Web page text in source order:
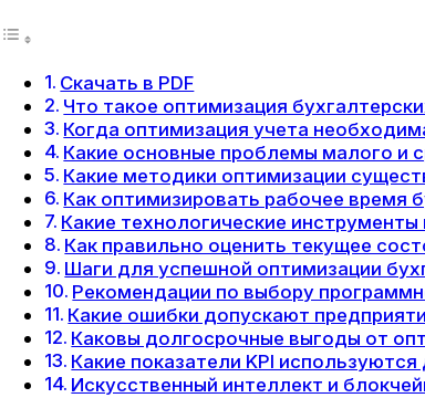
Скачать в PDF
Что такое оптимизация
Когда оптимизация учета
Какие основные проблемы малого и
Какие методики оптимизации
Как оптимизировать рабочее время
Какие технологические
Как правильно оценить текущее
Шаги для успешной оптимизации
Рекомендации по выбору
Какие ошибки допускают
Каковы долгосрочные выгоды от
Какие показатели KPI
Искусственный интеллект и